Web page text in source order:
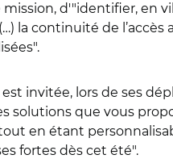
mission, d'"identifier, en
la continuité de
invitée, lors de ses
solutions que vous
en étant
fortes dès cet été".